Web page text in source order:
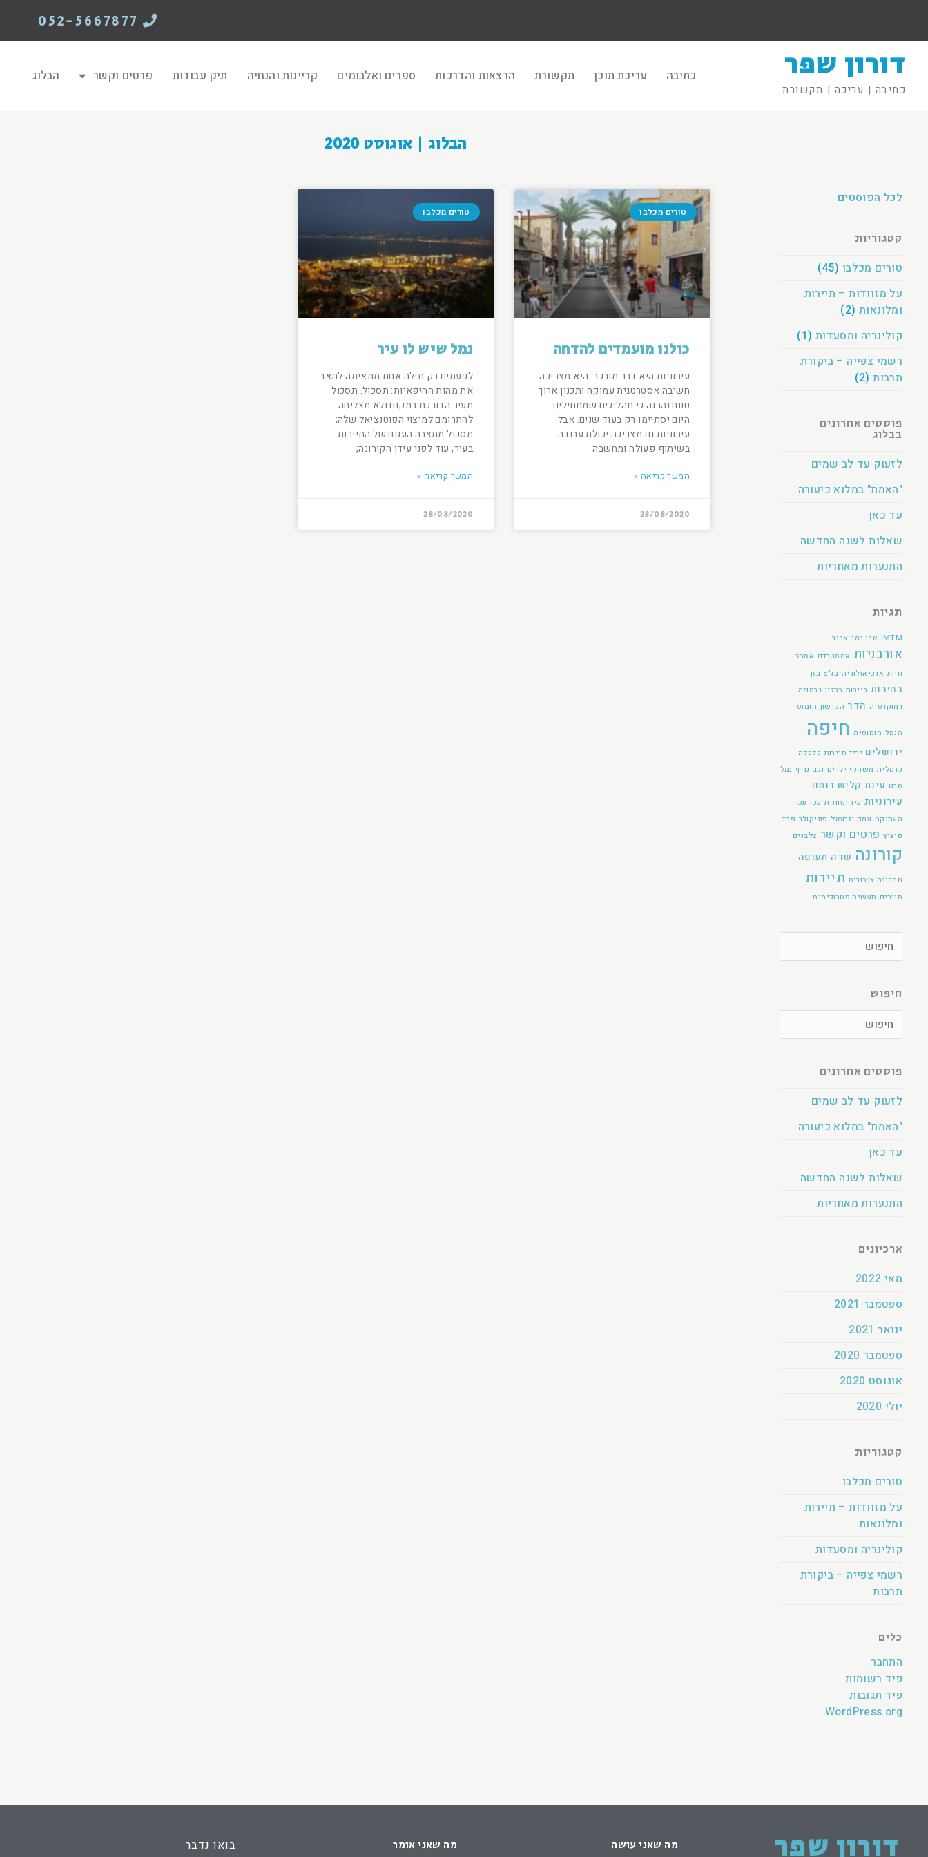
דורון שפר
כתיבה | עריכה | תקשורת
כתיבה עריכת תוכן תקשורת הרצאות והדרכות ספרים ואלבומים קריינות והנחיה תיק עבודות פרטים וקשר הבלוג
הבלוג | אוגוסט 2020
לכל הפוסטים
קטגוריות
טורים מכלבו (45)
על מזוודות – תיירות
ומלונאות (2)
קולינריה ומסעדות (1)
רשמי צפייה – ביקורת
תרבות (2)
פוסטים אחרונים
בבלוג
לזעוק עד לב שמים
"האמת" במלוא כיעורה
עד כאן
שאלות לשנה החדשה
התנערות מאחריות
תגיות
IMTM אבו רמי אביב
אורבניות אמסטרדם אסתר
חיות ארכיאולוגיה בג"צ בזן
בחירות ביירות ברלין גרמניה
דמוקרטיה הדר הקישון חומוס
הנמל חומוסיה חיפה
ירושלים יריד תיירות כלכלה
כרמלית משחקי ילדים נגב נגיף נמל
סרט עינת קליש רותם
עירוניות עיר תחתית עכו עכו
העתיקה עמק יזרעאל פוניקולר פחד
פיצוץ פרטים וקשר צלבנים
קורונה שדה תעופה
תחבורה ציבורית תיירות
תיירים תעשיה פטרוכימית
חיפוש
פוסטים אחרונים
לזעוק עד לב שמים
"האמת" במלוא כיעורה
עד כאן
שאלות לשנה החדשה
התנערות מאחריות
ארכיונים
מאי 2022
ספטמבר 2021
ינואר 2021
ספטמבר 2020
אוגוסט 2020
יולי 2020
קטגוריות
טורים מכלבו
על מזוודות – תיירות
ומלונאות
קולינריה ומסעדות
רשמי צפייה – ביקורת
תרבות
כלים
התחבר
פיד רשומות
פיד תגובות
WordPress.org
טורים מכלבו
כולנו מועמדים להדחה
עירוניות היא דבר מורכב. היא מצריכה
חשיבה אסטרטגית עמוקה ותכנון ארוך
טווח והבנה כי תהליכים שמתחילים
היום יסתיימו רק בעוד שנים. אבל
עירוניות גם מצריכה יכולת עבודה
בשיתוף פעולה ומחשבה
המשך קריאה »
28/08/2020
טורים מכלבו
נמל שיש לו עיר
לפעמים רק מילה אחת מתאימה לתאר
את מהות החיפאיות: תסכול. תסכול
מעיר הדורכת במקום ולא מצליחה
להתרומם למיצוי הפוטנציאל שלה;
תסכול ממצבה העגום של התיירות
בעיר, עוד לפני עידן הקורונה;
המשך קריאה »
28/08/2020
דורון שפר מה שאני עושה מה שאני אומר בואו נדבר